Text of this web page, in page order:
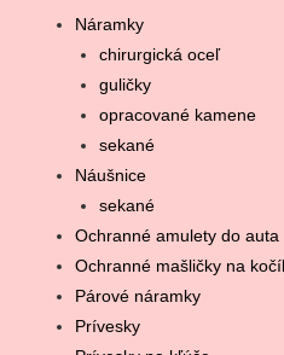
guličky
opracované kamene
sekané
sekané
Ochranné amulety do auta
Ochranné mašličky na kočík
Párové náramky
Prívesky
Prívesky na kľúče
Retiazky, šnúrky, kože
Sady šperkov